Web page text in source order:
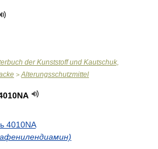
der Kunststoff und Kautschuk,
> Alterungsschutzmittel
4010NA